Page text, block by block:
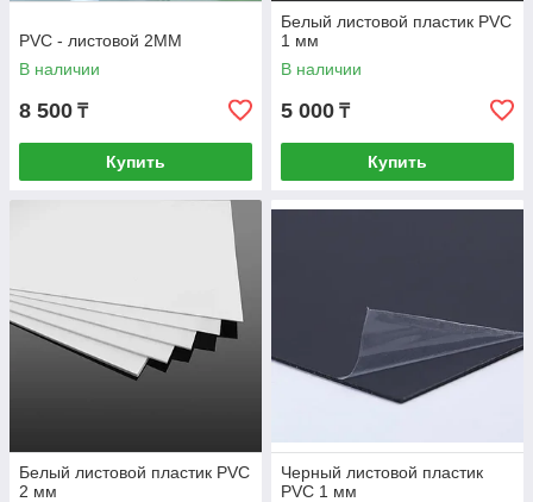
PVC - листовой 2MM
В наличии
8 500 ₸
Купить
Белый листовой пластик PVC
1 мм
В наличии
5 000 ₸
Купить
Белый листовой пластик PVC
2 мм
Черный листовой пластик
PVC 1 мм